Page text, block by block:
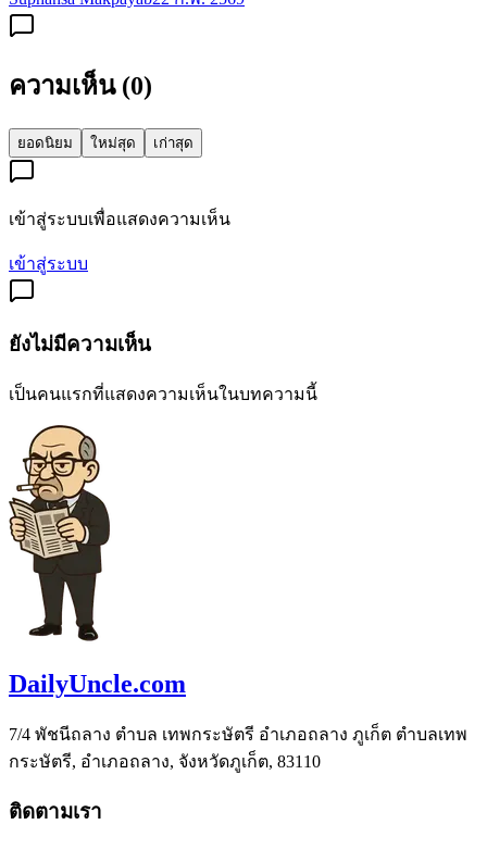
ความเห็น (0)
ยอดนิยม ใหม่สุด เก่าสุด
เข้าสู่ระบบเพื่อแสดงความเห็น
เข้าสู่ระบบ
ยังไม่มีความเห็น
เป็นคนแรกที่แสดงความเห็นในบทความนี้
DailyUncle.com
7/4 พัชนีถลาง ตำบล เทพกระษัตรี อำเภอถลาง ภูเก็ต ตำบลเทพ
กระษัตรี, อำเภอถลาง, จังหวัดภูเก็ต, 83110
ติดตามเรา